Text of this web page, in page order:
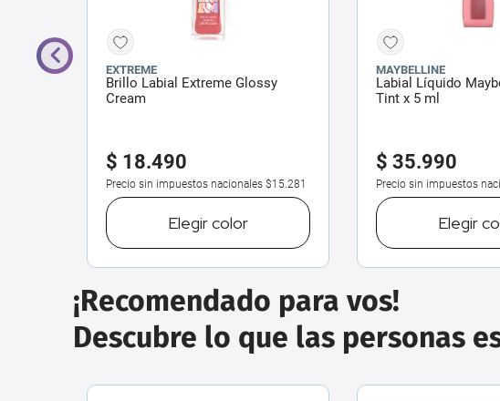
EXTREME
Brillo Labial Extreme Glossy
Cream
$ 18.490
Precio sin impuestos nacionales $15.281
Elegircolor
MAYBELLINE
Labial Líquido
Tint x 5 ml
$ 35.990
Precio sin impuestos
Elegir
¡Recomendado para vos!
Descubre lo que las personas